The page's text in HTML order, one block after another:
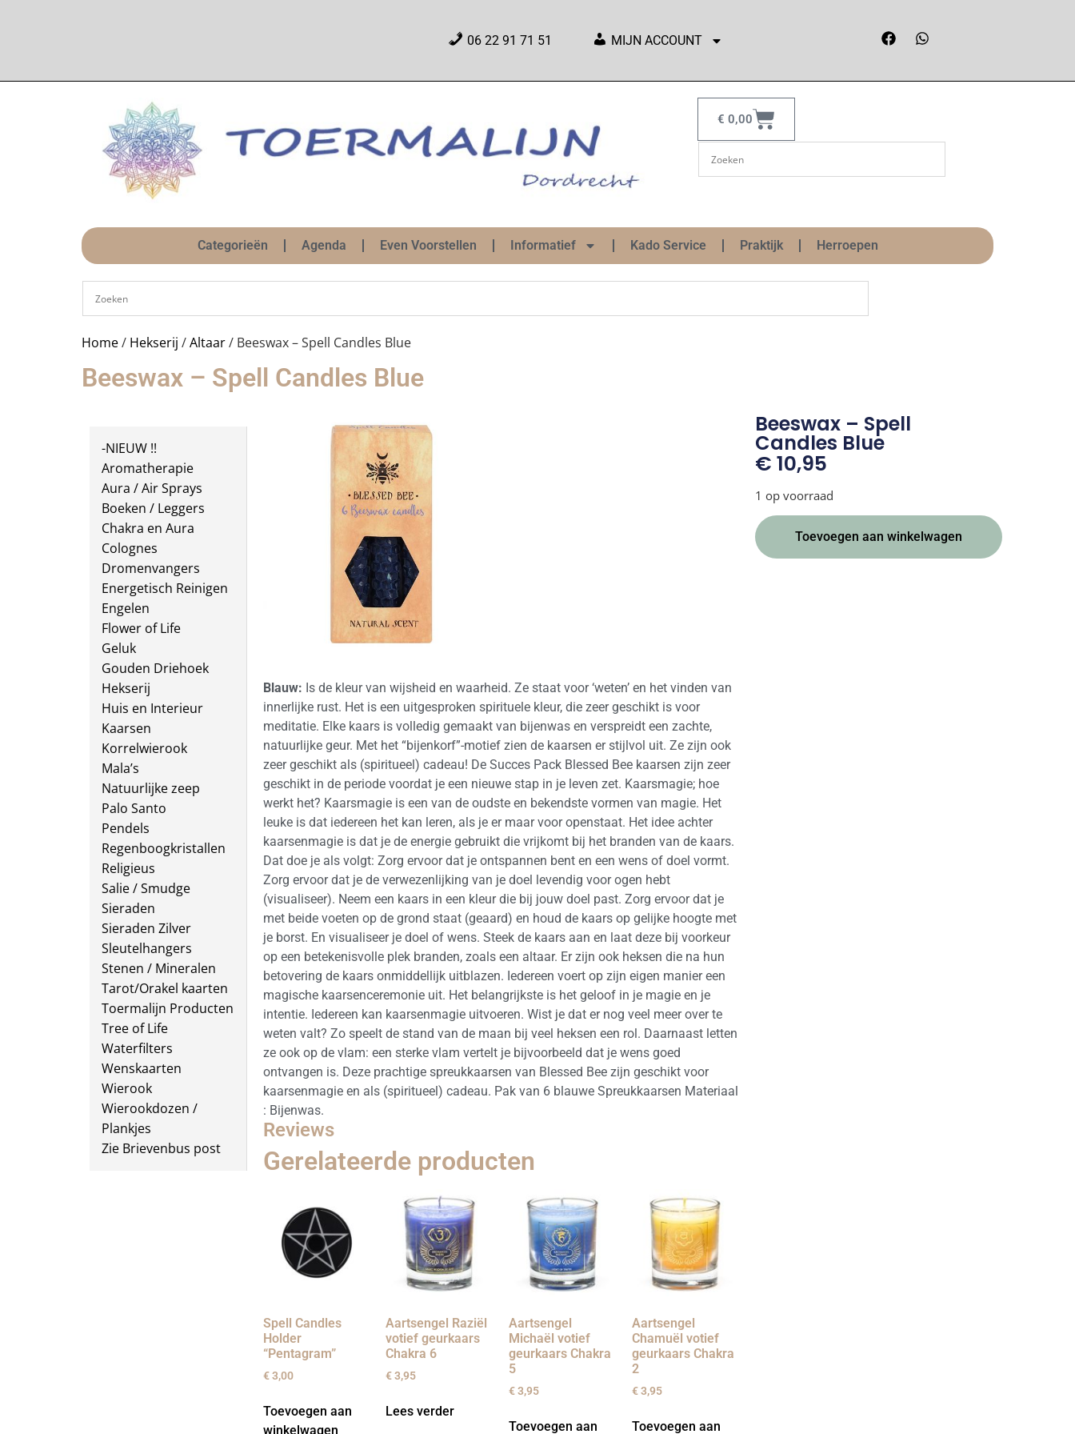
06 22 91 71 51 MIJN ACCOUNT
€ 0,00
Categorieën Agenda Even Voorstellen Informatief Kado Service Praktijk Herroepen
Home/ Hekserij /Altaar/ Beeswax – Spell Candles Blue
Beeswax – Spell Candles Blue
-NIEUW !!
Aromatherapie
Aura / Air Sprays
Boeken / Leggers
Chakra en Aura
Colognes
Dromenvangers
Energetisch Reinigen
Engelen
Flower of Life
Geluk
Gouden Driehoek
Hekserij
Huis en Interieur
Kaarsen
Korrelwierook
Mala’s
Natuurlijke zeep
Palo Santo
Pendels
Regenboogkristallen
Religieus
Salie / Smudge
Sieraden
Sieraden Zilver
Sleutelhangers
Stenen / Mineralen
Tarot/Orakel kaarten
Toermalijn Producten
Tree of Life
Waterfilters
Wenskaarten
Wierook
Wierookdozen /
Plankjes
Zie Brievenbus post
Blauw: Is de kleur van wijsheid en waarheid. Ze staat voor ‘weten’ en het vinden van
innerlijke rust. Het is een uitgesproken spirituele kleur, die zeer geschikt is voor
meditatie. Elke kaars is volledig gemaakt van bijenwas en verspreidt een zachte,
natuurlijke geur. Met het “bijenkorf”-motief zien de kaarsen er stijlvol uit. Ze zijn ook
zeer geschikt als (spiritueel) cadeau! De Succes Pack Blessed Bee kaarsen zijn zeer
geschikt in de periode voordat je een nieuwe stap in je leven zet. Kaarsmagie; hoe
werkt het? Kaarsmagie is een van de oudste en bekendste vormen van magie. Het
leuke is dat iedereen het kan leren, als je er maar voor openstaat. Het idee achter
kaarsenmagie is dat je de energie gebruikt die vrijkomt bij het branden van de kaars.
Dat doe je als volgt: Zorg ervoor dat je ontspannen bent en een wens of doel vormt.
Zorg ervoor dat je de verwezenlijking van je doel levendig voor ogen hebt
(visualiseer). Neem een ​​kaars in een kleur die bij jouw doel past. Zorg ervoor dat je
met beide voeten op de grond staat (geaard) en houd de kaars op gelijke hoogte met
je borst. En visualiseer je doel of wens. Steek de kaars aan en laat deze bij voorkeur
op een betekenisvolle plek branden, zoals een altaar. Er zijn ook heksen die na hun
betovering de kaars onmiddellijk uitblazen. Iedereen voert op zijn eigen manier een
magische kaarsenceremonie uit. Het belangrijkste is het geloof in je magie en je
intentie. Iedereen kan kaarsenmagie uitvoeren. Wist je dat er nog veel meer over te
weten valt? Zo speelt de stand van de maan bij veel heksen een rol. Daarnaast letten
ze ook op de vlam: een sterke vlam vertelt je bijvoorbeeld dat je wens goed
ontvangen is. Deze prachtige spreukkaarsen van Blessed Bee zijn geschikt voor
kaarsenmagie en als (spiritueel) cadeau. Pak van 6 blauwe Spreukkaarsen Materiaal
: Bijenwas.
Reviews
Gerelateerde producten
Spell Candles
Holder
“Pentagram”
€3,00
Toevoegen aan
winkelwagen
Aartsengel Raziël
votief geurkaars
Chakra 6
€3,95
Lees verder
Aartsengel
Michaël votief
geurkaars Chakra
5
€3,95
Toevoegen aan
Aartsengel
Chamuël votief
geurkaars Chakra
2
€3,95
Toevoegen aan
Beeswax – Spell
Candles Blue
€ 10,95
1 op voorraad
Toevoegen aan winkelwagen